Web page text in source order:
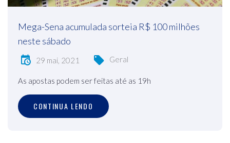
Mega-Sena acumulada sorteia R$ 100 milhões
neste sábado
29 mai, 2021 Geral
As apostas podem ser feitas até as 19h
CONTINUA LENDO